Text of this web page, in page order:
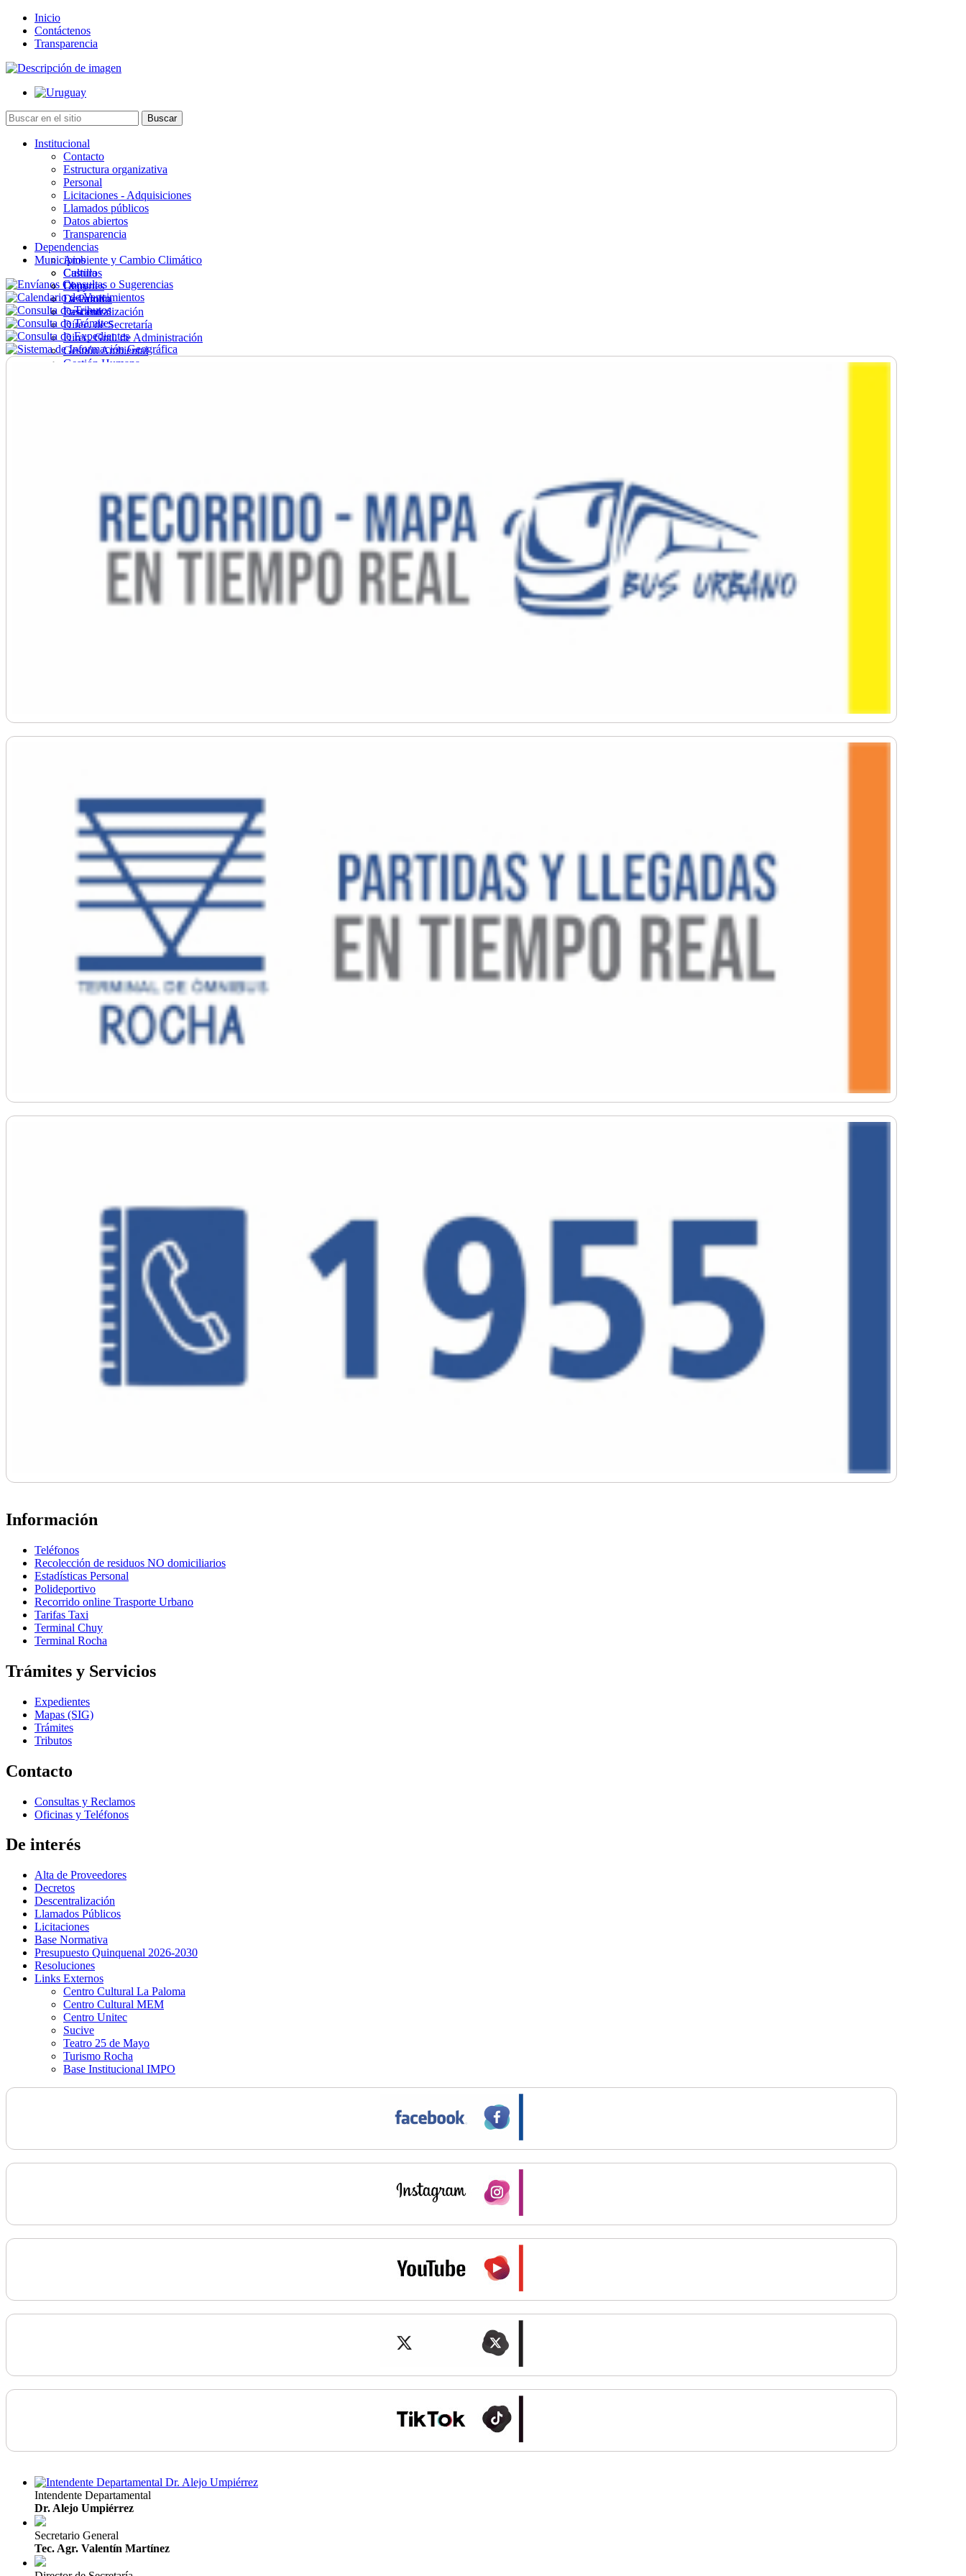
Inicio
Contáctenos
Transparencia
Institucional
Contacto
Estructura organizativa
Personal
Licitaciones - Adquisiciones
Llamados públicos
Datos abiertos
Transparencia
Dependencias
Ambiente y Cambio Climático
Cultura
Deportes
Desarrollo
Descentralización
Direc. de Secretaría
Direc. Gral. de Administración
Gestión Ambiental
Gestión Humana
Municipios
Castillos
Chuy
La Paloma
Lascano
Información
Teléfonos
Recolección de residuos NO domiciliarios
Estadísticas Personal
Polideportivo
Recorrido online Trasporte Urbano
Tarifas Taxi
Terminal Chuy
Terminal Rocha
Trámites y Servicios
Expedientes
Mapas (SIG)
Trámites
Tributos
Contacto
Consultas y Reclamos
Oficinas y Teléfonos
De interés
Alta de Proveedores
Decretos
Descentralización
Llamados Públicos
Licitaciones
Base Normativa
Presupuesto Quinquenal 2026-2030
Resoluciones
Links Externos
Centro Cultural La Paloma
Centro Cultural MEM
Centro Unitec
Sucive
Teatro 25 de Mayo
Turismo Rocha
Base Institucional IMPO
Intendente Departamental
Dr. Alejo Umpiérrez
Secretario General
Tec. Agr. Valentín Martínez